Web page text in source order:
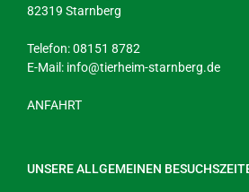
82319 Starnberg
Telefon: 08151 8782
E-Mail: info@tierheim-starnberg.de
ANFAHRT
UNSERE ALLGEMEINEN